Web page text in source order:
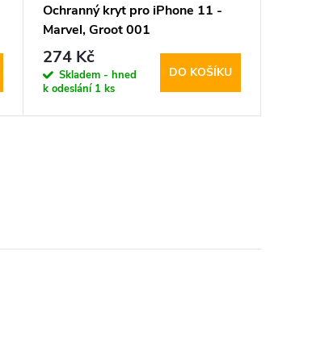
Ochranný kryt pro iPhone 11 -
Marvel, Groot 001
274 Kč
Skladem - hned
k odeslání 1 ks
DO KOŠÍKU